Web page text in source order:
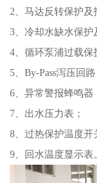
2、马达反转保护及
3、冷却水缺水保护
4、循环泵浦过载保
5、By-Pass泻压回路
6、异常警报蜂鸣器
7、出水压力表；
8、过热保护温度开
9、回水温度显示表